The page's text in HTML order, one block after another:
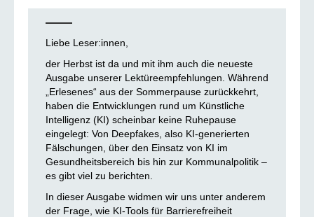
Liebe Leser:innen,
der Herbst ist da und mit ihm auch die neueste
Ausgabe unserer Lektüreempfehlungen. Während
„Erlesenes“ aus der Sommerpause zurückkehrt,
haben die Entwicklungen rund um Künstliche
Intelligenz (KI) scheinbar keine Ruhepause
eingelegt: Von Deepfakes, also KI-generierten
Fälschungen, über den Einsatz von KI im
Gesundheitsbereich bis hin zur Kommunalpolitik –
es gibt viel zu berichten.
In dieser Ausgabe widmen wir uns unter anderem
der Frage, wie KI-Tools für Barrierefreiheit